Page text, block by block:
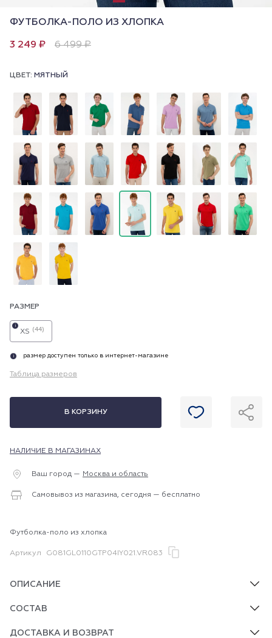
ФУТБОЛКА-ПОЛО ИЗ ХЛОПКА
3 249 ₽ 6 499 ₽
ЦВЕТ: МЯТНЫЙ
РАЗМЕР
XS (44)
i
i размер доступен только в интернет-магазине
Таблица размеров
В КОРЗИНУ
НАЛИЧИЕ В МАГАЗИНАХ
Ваш город — Москва и область
Самовывоз из магазина, сегодня — бесплатно
Футболка-поло из хлопка
Артикул G081GL0110GTP04IY021.VR083
ОПИСАНИЕ
СОСТАВ
ДОСТАВКА И ВОЗВРАТ